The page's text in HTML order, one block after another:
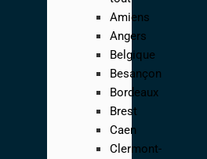
Amiens
Angers
Belgique
Besançon
Bordeaux
Brest
Caen
Clermont-